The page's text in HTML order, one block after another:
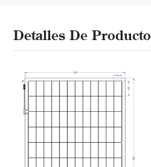
Detalles De Producto